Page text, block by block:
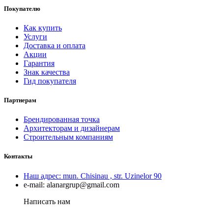
Покупателю
Как купить
Услуги
Доставка и оплата
Акции
Гарантия
Знак качества
Гид покупателя
Партнерам
Брендированная точка
Архитекторам и дизайнерам
Строительным компаниям
Контакты
Наш адрес: mun. Chisinau , str. Uzinelor 90
e-mail: alanargrup@gmail.com
Написать нам